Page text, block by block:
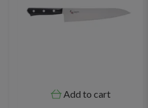
Add to cart